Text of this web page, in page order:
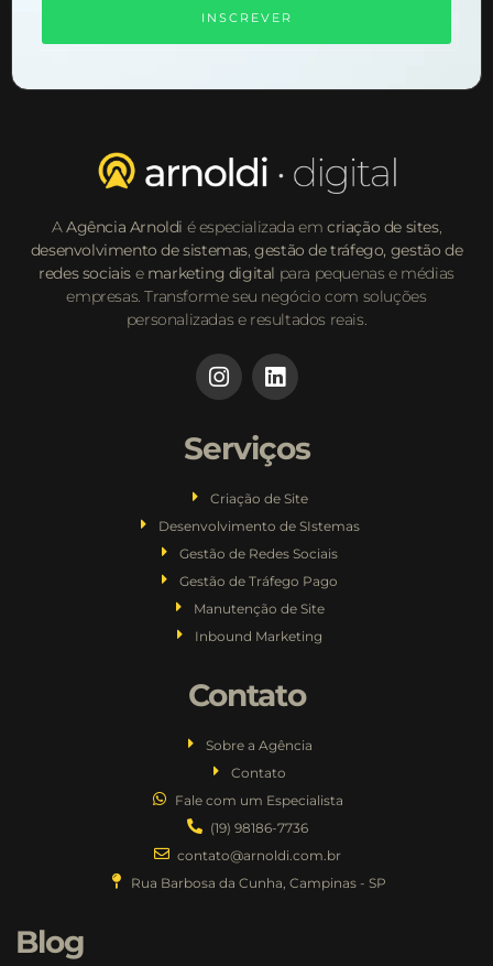
INSCREVER
AAgência Arnoldi é especializada em criação de sites,
desenvolvimento de sistemas,gestão de tráfego, gestão de
redes sociaise marketing digital para pequenas e médias
empresas. Transforme seu negócio com soluções
personalizadas e resultados reais.
Serviços
Criação de Site
Desenvolvimento de SIstemas
Gestão de Redes Sociais
Gestão de Tráfego Pago
Manutenção de Site
Inbound Marketing
Contato
Sobre a Agência
Contato
Fale com um Especialista
(19) 98186-7736
contato@arnoldi.com.br
Rua Barbosa da Cunha, Campinas - SP
Blog